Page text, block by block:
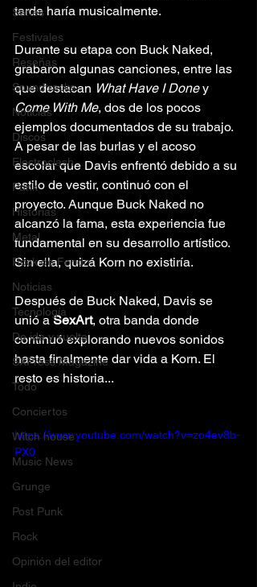
Series
Festivales
Reseñas
Soundtracks
Noticias
Discos
Electroclash
Punk
Historias
Metal
Rock de Fondo
Noticias
Tecnología
De ida y vuelta
SXPress Magazine
Todo
Conciertos
Witch house
Music News
Grunge
Post Punk
Rock
Opinión del editor
tarde haría musicalmente.
Durante su etapa con Buck Naked,
grabaron algunas canciones, entre las
que destacan What Have I Done y
Come With Me, dos de los pocos
ejemplos documentados de su trabajo.
A pesar de las burlas y el acoso
escolar que Davis enfrentó debido a su
estilo de vestir, continuó con el
proyecto. Aunque Buck Naked no
alcanzó la fama, esta experiencia fue
fundamental en su desarrollo artístico.
Sin ella, quizá Korn no existiría.
Después de Buck Naked, Davis se
unió a SexArt, otra banda donde
continuó explorando nuevos sonidos
hasta finalmente dar vida a Korn. El
resto es historia...
https://www.youtube.com/watch?v=zo4ev8b-
PX0